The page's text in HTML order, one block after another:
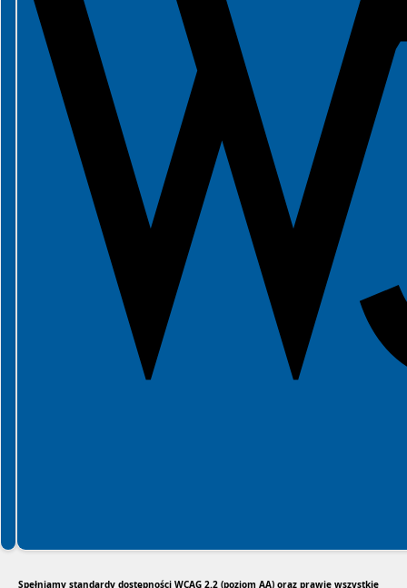
Spełniamy standardy dostępności WCAG 2.2 (poziom AA) oraz prawie wszystkie